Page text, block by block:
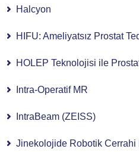
Halcyon
HIFU: Ameliyatsız Prostat
HOLEP Teknolojisi ile
Intra-Operatif MR
IntraBeam (ZEISS)
Jinekolojide Robotik Cerrahi